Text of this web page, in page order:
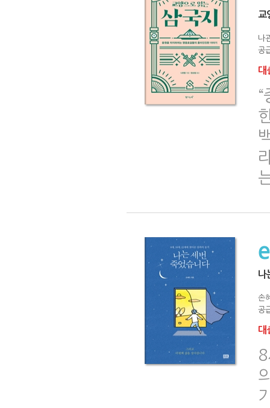
교
나
공
대
나
손
공
대